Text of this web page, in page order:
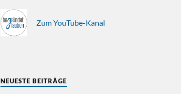
Zum YouTube-Kanal
NEUESTE BEITRÄGE